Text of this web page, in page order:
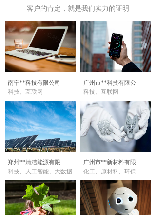
客户的肯定，就是我们实力的证明
南宁**科技有限公司
科技、互联网
广州市**科技有限公
科技、互联网
郑州**清洁能源有限
科技、人工智能、大数据
广州市**新材料有限
化工、原材料、环保